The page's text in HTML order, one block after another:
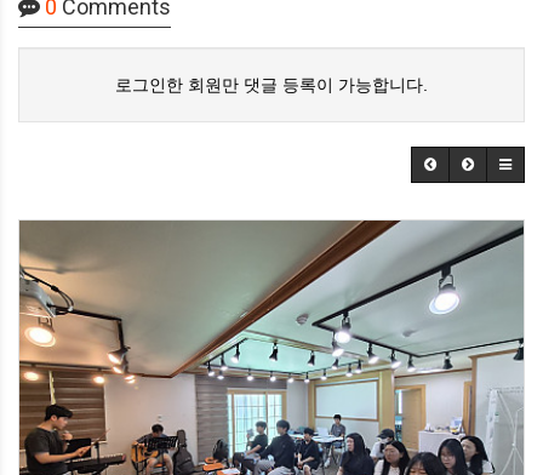
0 Comments
로그인한 회원만 댓글 등록이 가능합니다.